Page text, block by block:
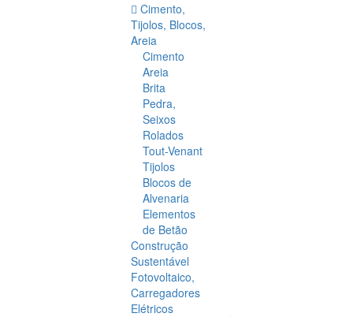
Cimento,
Tijolos, Blocos,
Areia
Cimento
Areia
Brita
Pedra,
Seixos
Rolados
Tout-Venant
Tijolos
Blocos de
Alvenaria
Elementos
de Betão
Construção
Sustentável
Fotovoltaico,
Carregadores
Elétricos